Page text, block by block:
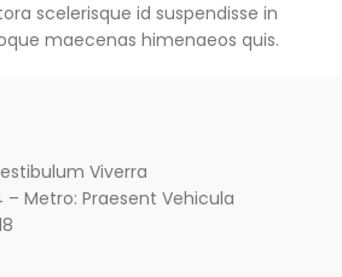
scelerisque id suspendisse in
maecenas himenaeos quis.
Viverra
– Metro: Praesent Vehicula